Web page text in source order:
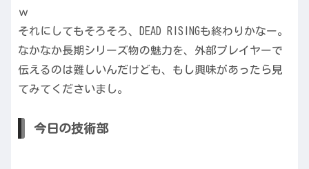
ｗ
それにしてもそろそろ、DEAD RISINGも終わりかなー。
なかなか長期シリーズ物の魅力を、外部プレイヤーで
伝えるのは難しいんだけども、もし興味があったら見
てみてくださいまし。
今日の技術部